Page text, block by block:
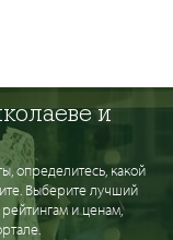
и
определитесь, какой
Выберите лучший
и ценам,